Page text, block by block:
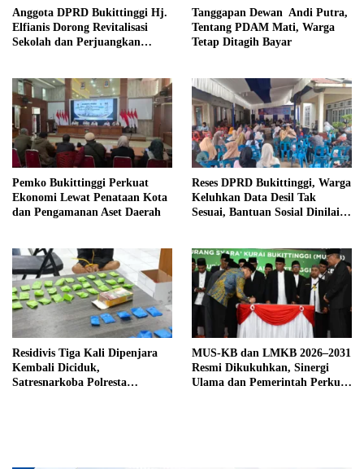
Anggota DPRD Bukittinggi Hj.
Elfianis Dorong Revitalisasi
Sekolah dan Perjuangkan
Tanggapan Dewan Andi Putra,
Tentang PDAM Mati, Warga
Tetap Ditagih Bayar
Pemko Bukittinggi Perkuat
Ekonomi Lewat Penataan Kota
dan Pengamanan Aset Daerah
Reses DPRD Bukittinggi, Warga
Keluhkan Data Desil Tak
Sesuai, Bantuan Sosial Dinilai
Residivis Tiga Kali Dipenjara
Kembali Diciduk,
Satresnarkoba Polresta
MUS-KB dan LMKB 2026–2031
Resmi Dikukuhkan, Sinergi
Ulama dan Pemerintah Perkuat